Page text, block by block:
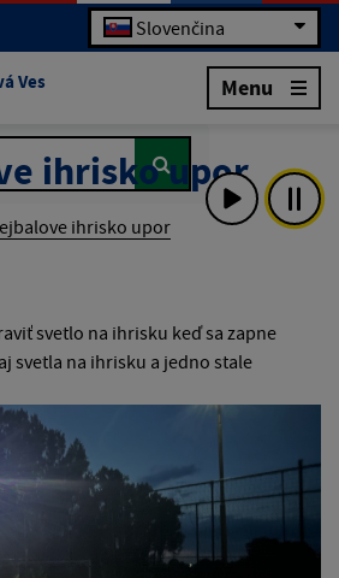
Slovenčina
Ves Menu
ihrisko upor
ihrisko upor
svetlo na ihrisku keď sa zapne
svetla na ihrisku a jedno stale